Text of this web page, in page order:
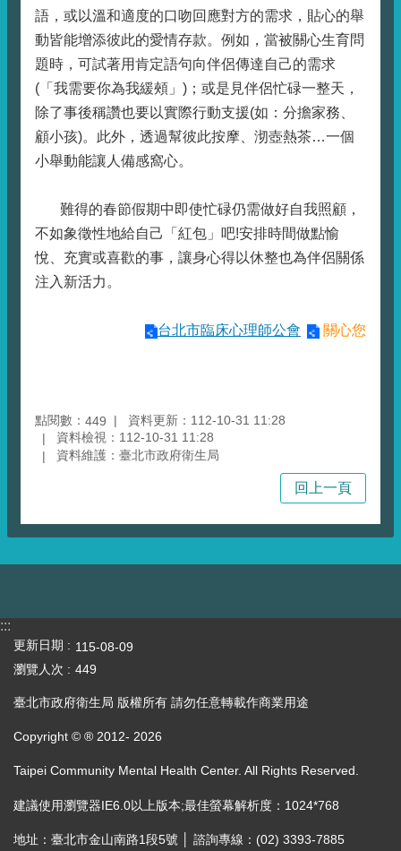
語，或以溫和適度的口吻回應對方的需求，貼心的舉
動皆能增添彼此的愛情存款。例如，當被關心生育問
題時，可試著用肯定語句向伴侶傳達自己的需求
(「我需要你為我緩頰」)；或是見伴侶忙碌一整天，
除了事後稱讚也要以實際行動支援(如：分擔家務、
顧小孩)。此外，透過幫彼此按摩、沏壺熱茶…一個
小舉動能讓人備感窩心。
難得的春節假期中即使忙碌仍需做好自我照顧，
不如象徵性地給自己「紅包」吧!安排時間做點愉
悅、充實或喜歡的事，讓身心得以休整也為伴侶關係
注入新活力。
台北市臨床心理師公會 關心您
點閱數： 449
資料更新：112-10-31 11:28
資料檢視：112-10-31 11:28
資料維護：臺北市政府衛生局
回上一頁
:::
更新日期
115-08-09
瀏覽人次
449
臺北市政府衛生局 版權所有 請勿任意轉載作商業用途
Copyright © ® 2012- 2026
Taipei Community Mental Health Center. All Rights Reserved.
建議使用瀏覽器IE6.0以上版本;最佳螢幕解析度：1024*768
地址：臺北市金山南路1段5號 │ 諮詢專線：(02) 3393-7885